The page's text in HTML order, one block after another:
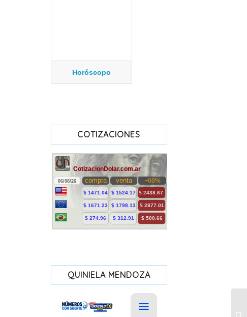
Horóscopo
COTIZACIONES
QUINIELA MENDOZA